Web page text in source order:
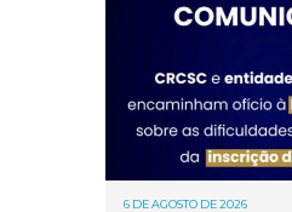
6 DE AGOSTO DE 2026